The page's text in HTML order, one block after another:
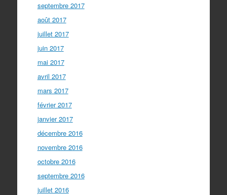
septembre 2017
août 2017
juillet 2017
juin 2017
mai 2017
avril 2017
mars 2017
février 2017
janvier 2017
décembre 2016
novembre 2016
octobre 2016
septembre 2016
juillet 2016